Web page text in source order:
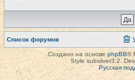
Список форумов
Создано на основе phpBB®
Style subsilver3.2.
Русская